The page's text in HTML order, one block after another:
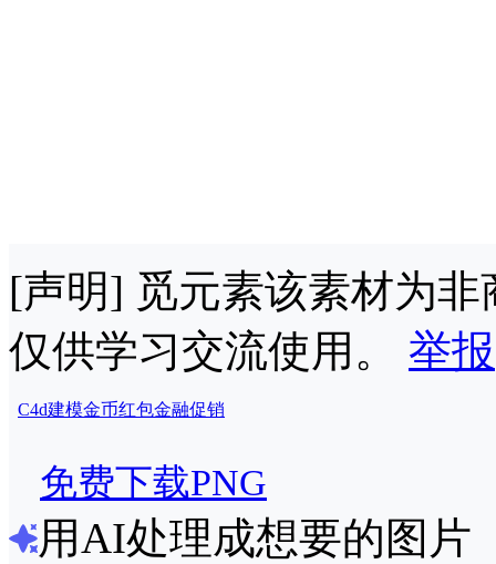
[声明] 觅元素该素材为
仅供学习交流使用。 举报
C4d建模金币红包金融促销
免费下载PNG
用AI处理成想要的图片